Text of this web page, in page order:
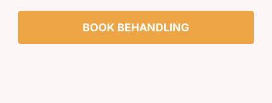
BOOK BEHANDLING